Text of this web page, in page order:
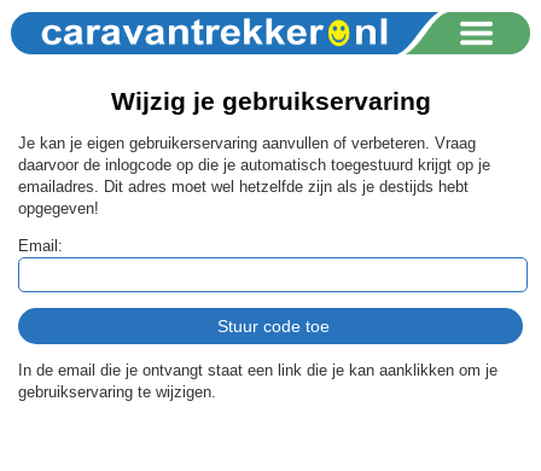
Wijzig je gebruikservaring
Je kan je eigen gebruikerservaring aanvullen of verbeteren. Vraag
daarvoor de inlogcode op die je automatisch toegestuurd krijgt op je
emailadres. Dit adres moet wel hetzelfde zijn als je destijds hebt
opgegeven!
Email:
In de email die je ontvangt staat een link die je kan aanklikken om je
gebruikservaring te wijzigen.